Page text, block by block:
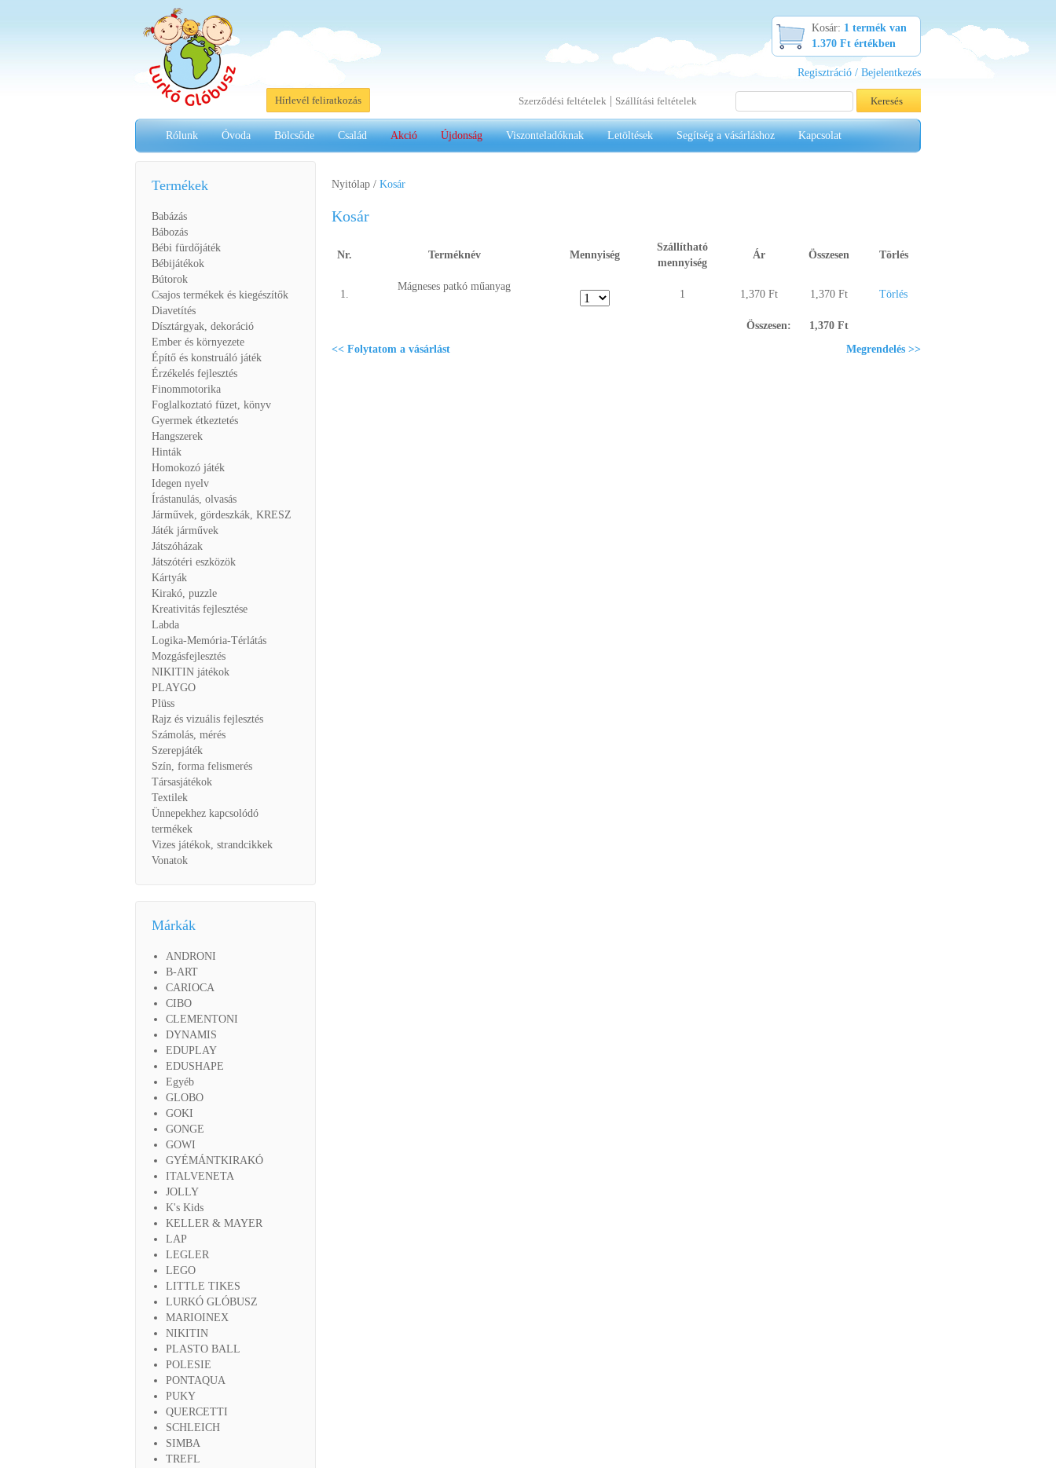
Kosár: 1 termék van
1.370 Ft értékben
Regisztráció / Bejelentkezés
Hírlevél feliratkozás Szerződési feltételek | Szállítási feltételek
Rólunk Óvoda Bölcsőde Család Akció Újdonság Viszonteladóknak Letöltések Segítség a vásárláshoz Kapcsolat
Termékek
Babázás
Bábozás
Bébi fürdőjáték
Bébijátékok
Bútorok
Csajos termékek és kiegészítők
Diavetítés
Dísztárgyak, dekoráció
Ember és környezete
Építő és konstruáló játék
Érzékelés fejlesztés
Finommotorika
Foglalkoztató füzet, könyv
Gyermek étkeztetés
Hangszerek
Hinták
Homokozó játék
Idegen nyelv
Írástanulás, olvasás
Járművek, gördeszkák, KRESZ
Játék járművek
Játszóházak
Játszótéri eszközök
Kártyák
Kirakó, puzzle
Kreativitás fejlesztése
Labda
Logika-Memória-Térlátás
Mozgásfejlesztés
NIKITIN játékok
PLAYGO
Plüss
Rajz és vizuális fejlesztés
Számolás, mérés
Szerepjáték
Szín, forma felismerés
Társasjátékok
Textilek
Ünnepekhez kapcsolódó
termékek
Vizes játékok, strandcikkek
Vonatok
Márkák
ANDRONI
B-ART
CARIOCA
CIBO
CLEMENTONI
DYNAMIS
EDUPLAY
EDUSHAPE
Egyéb
GLOBO
GOKI
GONGE
GOWI
GYÉMÁNTKIRAKÓ
ITALVENETA
JOLLY
K's Kids
KELLER & MAYER
LAP
LEGLER
LEGO
LITTLE TIKES
LURKÓ GLÓBUSZ
MARIOINEX
NIKITIN
PLASTO BALL
POLESIE
PONTAQUA
PUKY
QUERCETTI
SCHLEICH
SIMBA
TREFL
Nyitólap / Kosár
Kosár
Nr. Terméknév Mennyiség
Szállítható
mennyiség
Ár Összesen Törlés
1.
Mágneses patkó műanyag
1 1,370 Ft 1,370 Ft Törlés
Összesen:
1,370 Ft
<< Folytatom a vásárlást
Megrendelés >>